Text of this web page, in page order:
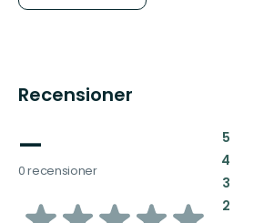
Recensioner
—
0 recensioner
5:
4:
3:
2: